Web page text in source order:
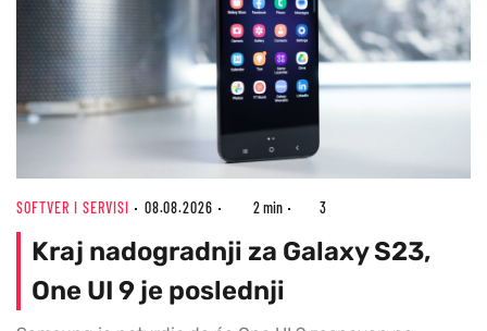
SOFTVER I SERVISI 08.08.2026 2 min 3
Kraj nadogradnji za Galaxy S23,
One UI 9 je poslednji